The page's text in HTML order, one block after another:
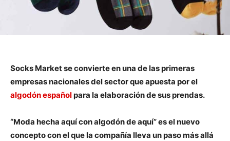
Socks Market se convierte en una de las primeras
empresas nacionales del sector que apuesta por el
algodón españolpara la elaboración de sus prendas.
“Moda hecha aquí con algodón de aquí” es el nuevo
concepto con el que la compañía lleva un paso más allá